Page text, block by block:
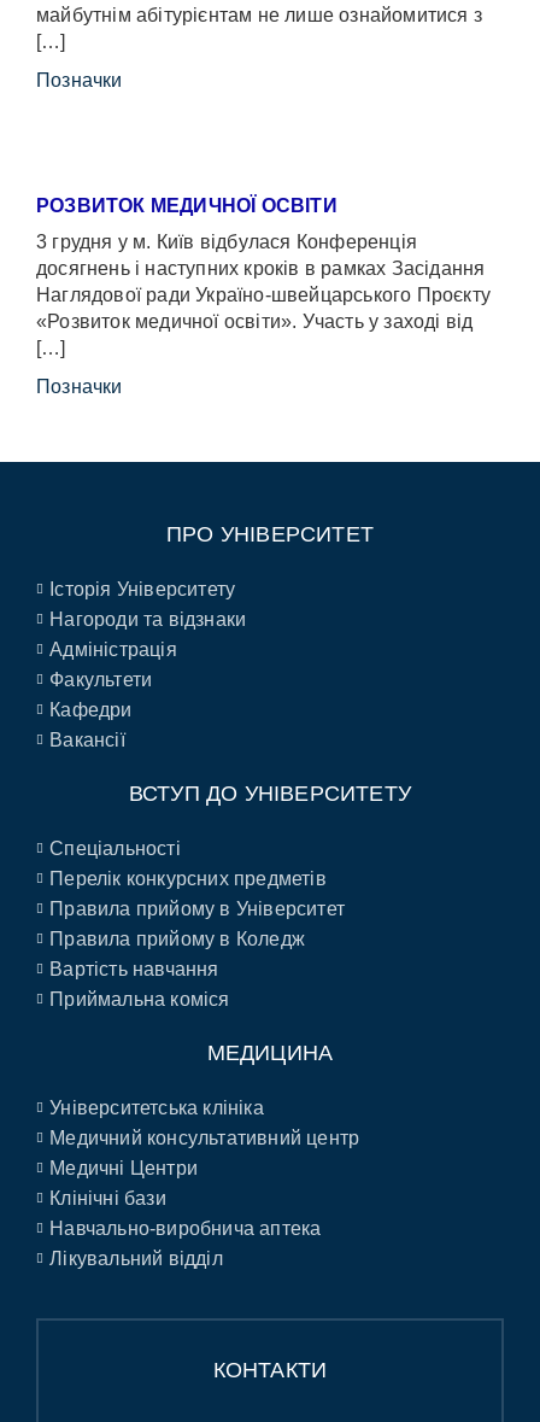
майбутнім абітурієнтам не лише ознайомитися з
[…]
Позначки
РОЗВИТОК МЕДИЧНОЇ ОСВІТИ
3 грудня у м. Київ відбулася Конференція
досягнень і наступних кроків в рамках Засідання
Наглядової ради Україно-швейцарського Проєкту
«Розвиток медичної освіти». Участь у заході від
[…]
Позначки
ПРО УНІВЕРСИТЕТ
Історія Університету
Нагороди та відзнаки
Адміністрація
Факультети
Кафедри
Вакансії
ВСТУП ДО УНІВЕРСИТЕТУ
Спеціальності
Перелік конкурсних предметів
Правила прийому в Університет
Правила прийому в Коледж
Вартість навчання
Приймальна коміся
МЕДИЦИНА
Університетська клініка
Медичний консультативний центр
Медичні Центри
Клінічні бази
Навчально-виробнича аптека
Лікувальний відділ
КОНТАКТИ